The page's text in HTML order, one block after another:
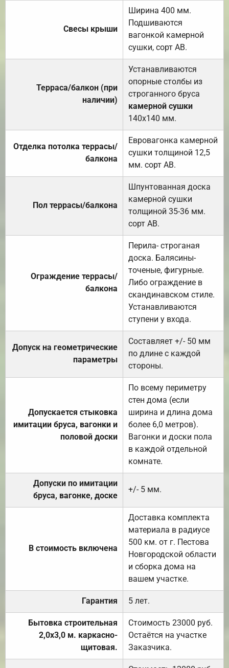
Свесы крыши
Ширина 400 мм.
Подшиваются
вагонкой камерной
сушки, сорт АВ.
Терраса/балкон (при
наличии)
Устанавливаются
опорные столбы из
строганного бруса
камерной сушки
140х140 мм.
Отделка потолка террасы/
балкона
Евровагонка камерной
сушки толщиной 12,5
мм. сорт АВ.
Пол террасы/балкона
Шпунтованная доска
камерной сушки
толщиной 35-36 мм.
сорт АВ.
Ограждение террасы/
балкона
Перила- строганая
доска. Балясины-
точеные, фигурные.
Либо ограждение в
скандинавском стиле.
Устанавливаются
ступени у входа.
Допуск на геометрические
параметры
Составляет +/- 50 мм
по длине с каждой
стороны.
Допускается стыковка
имитации бруса, вагонки и
половой доски
По всему периметру
стен дома (если
ширина и длина дома
более 6,0 метров).
Вагонки и доски пола
в каждой отдельной
комнате.
Допуски по имитации
бруса, вагонке, доске
+/- 5 мм.
В стоимость включена
Доставка комплекта
материала в радиусе
500 км. от г. Пестова
Новгородской области
и сборка дома на
вашем участке.
Гарантия 5 лет.
Бытовка строительная
2,0х3,0 м. каркасно-
щитовая.
Стоимость 23000 руб.
Остаётся на участке
Заказчика.